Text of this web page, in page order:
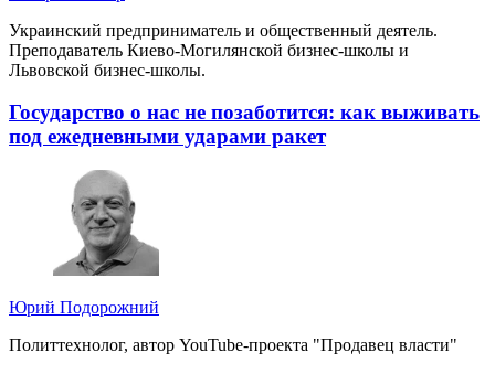
Украинский предприниматель и общественный деятель.
Преподаватель Киево-Могилянской бизнес-школы и
Львовской бизнес-школы.
Государство о нас не позаботится: как выживать
под ежедневными ударами ракет
Юрий Подорожний
Политтехнолог, автор YouTube-проекта "Продавец власти"